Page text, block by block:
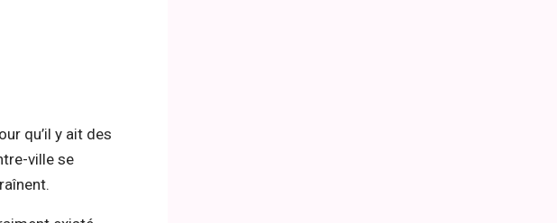
qu’il y ait des
ville se